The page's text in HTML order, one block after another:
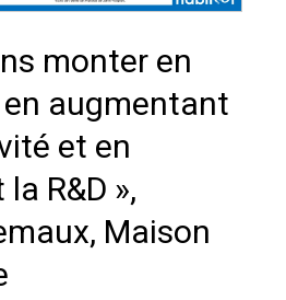
monter en
augmentant
et en
R&D »,
Maison